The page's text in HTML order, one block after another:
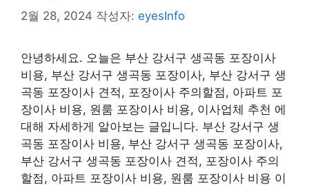
2월 28, 2024 작성자: eyesInfo
안녕하세요. 오늘은 부산 강서구 생곡동 포장이사
비용, 부산 강서구 생곡동 포장이사, 부산 강서구 생
곡동 포장이사 견적, 포장이사 주의할점, 아파트 포
장이사 비용, 원룸 포장이사 비용, 이사업체 추천 에
대해 자세하게 알아보는 글입니다. 부산 강서구 생
곡동 포장이사 비용, 부산 강서구 생곡동 포장이사,
부산 강서구 생곡동 포장이사 견적, 포장이사 주의
할점, 아파트 포장이사 비용, 원룸 포장이사 비용 이